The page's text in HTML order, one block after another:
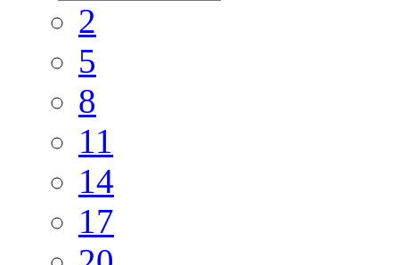
2
5
8
11
14
17